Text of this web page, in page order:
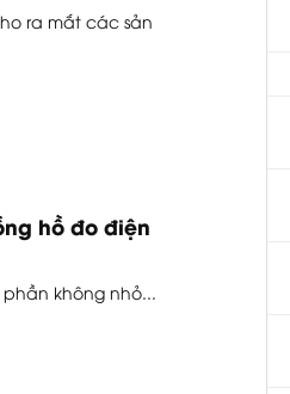
ra mắt các sản
hồ đo điện
không nhỏ...